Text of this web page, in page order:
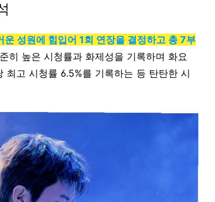
성원에 힘입어 1회 연장을 결정하고 총 7부
히 높은 시청률과 화제성을 기록하며 화요
최고 시청률 6.5%를 기록하는 등 탄탄한 시